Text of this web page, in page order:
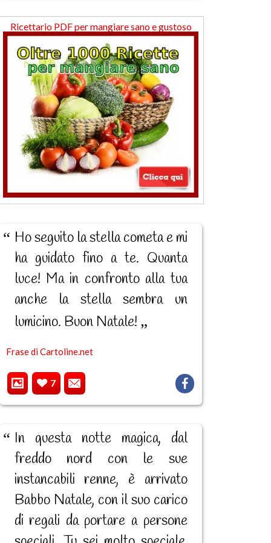
Ricettario PDF per mangiare sano e gustoso
Ho seguito la stella cometa e mi
ha guidato fino a te. Quanta
luce! Ma in confronto alla tua
anche la stella sembra un
lumicino. Buon Natale!
Frase di Cartoline.net
7
In questa notte magica, dal
freddo nord con le sue
instancabili renne, è arrivato
Babbo Natale, con il suo carico
di regali da portare a persone